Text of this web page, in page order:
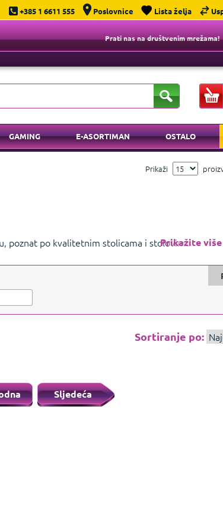
+385 1 6611 555 Poslovnice Lista želja
Prati nas na društvenim mrežama!
GAMING E-ASORTIMAN OSTALO
Prikaži
po kvalitetnim stolicama i stolovima. UPrikažite više
Sortiranje po:
Sljedeća